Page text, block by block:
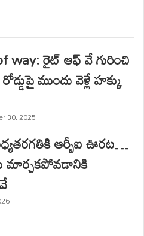
way: రైట్ ఆఫ్ వే గురించి
ముందు వెళ్లే హక్కు
30, 2025
ఆర్బీఐ ఊరట…
మార్చకపోవడానికి